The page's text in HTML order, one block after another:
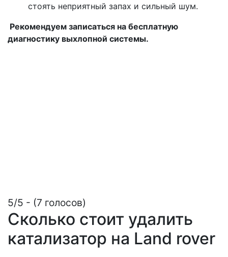
стоять неприятный запах и сильный шум.
Рекомендуем записаться на бесплатную
диагностику выхлопной системы.
5/5 - (7 голосов)
Сколько стоит удалить
катализатор на Land rover